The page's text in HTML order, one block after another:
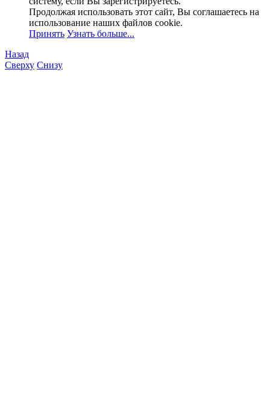
Продолжая использовать этот сайт, Вы соглашаетесь на
использование наших файлов cookie.
Принять Узнать больше...
Назад
Сверху Снизу